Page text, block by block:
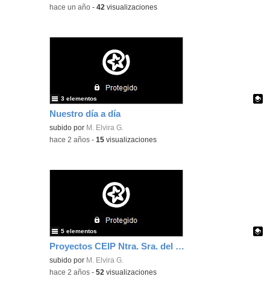
-hace un año -42 visualizaciones
Nuestro día a día
Contenido educativo.
subido por M. Elvira G.
3 elementos
-hace 2 años -15 visualizaciones
Proyectos CEIP Ntra. Sra. del Val 3 años B
Contenido educativo.
subido por M. Elvira G.
5 elementos
-hace 2 años -52 visualizaciones